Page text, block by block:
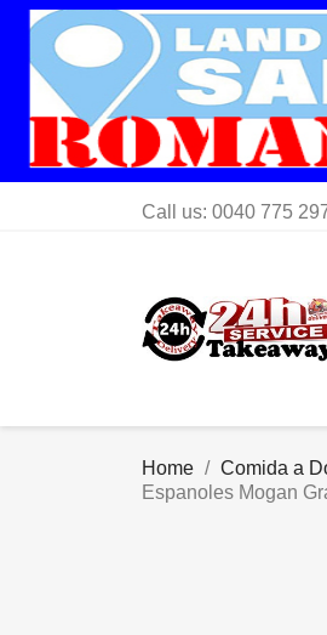
Call us: 0040 775
Home Comida a
Espanoles Mogan